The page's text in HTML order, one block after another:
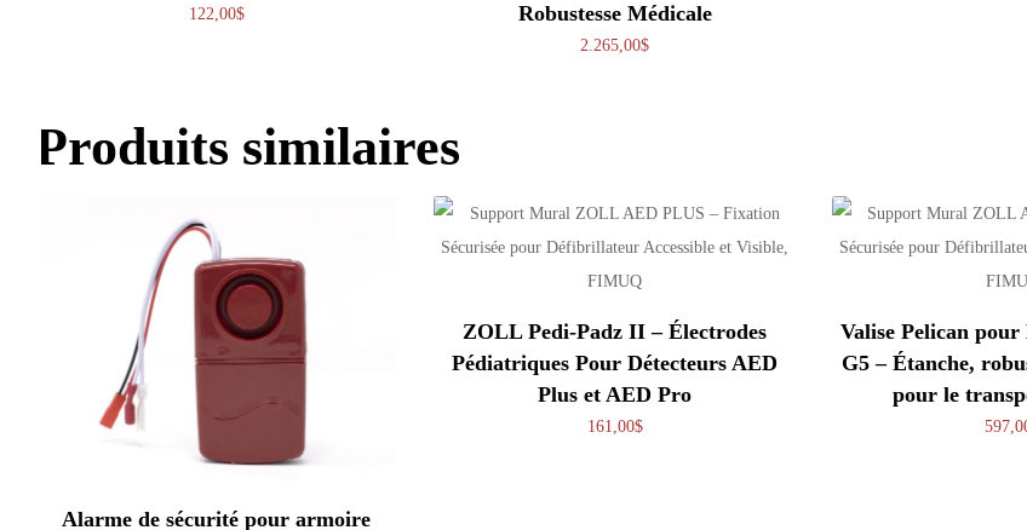
122,00$
Robustesse Médicale
2.265,00$
Produits similaires
Alarme de sécurité pour armoire
ZOLL Pedi-Padz II – Électrodes
Pédiatriques Pour Détecteurs AED
Plus et AED Pro
161,00$
Valise Pelican
G5 – Étanche,
pour le